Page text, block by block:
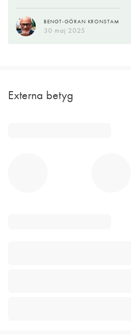
BENGT-GÖRAN KRONSTAM
30 maj 2025
Externa betyg